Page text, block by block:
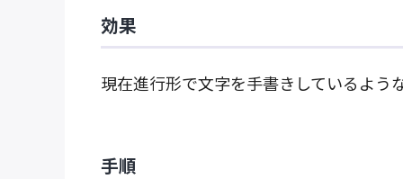
効果
現在進行形で文字を手書きしているよう
手順